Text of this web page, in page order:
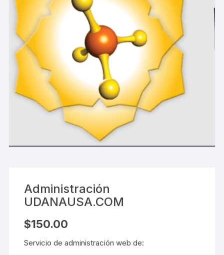
Administración
UDANAUSA.COM
$150.00
Servicio de administración web de: